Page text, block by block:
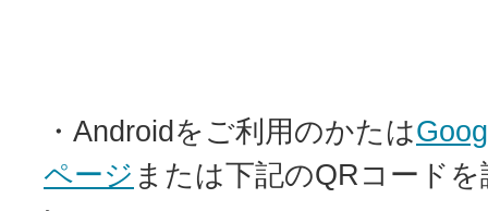
・Androidをご利用のかたは
ページ または下記のQRコード